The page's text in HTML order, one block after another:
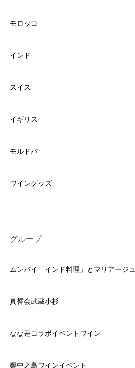
モロッコ
インド
スイス
イギリス
モルドバ
ワイングッズ
グループ
ムンバイ「インド料理」とマリアージュ
真誓会武蔵小杉
なな蓮コラボイベントワイン
響中之島ワインイベント